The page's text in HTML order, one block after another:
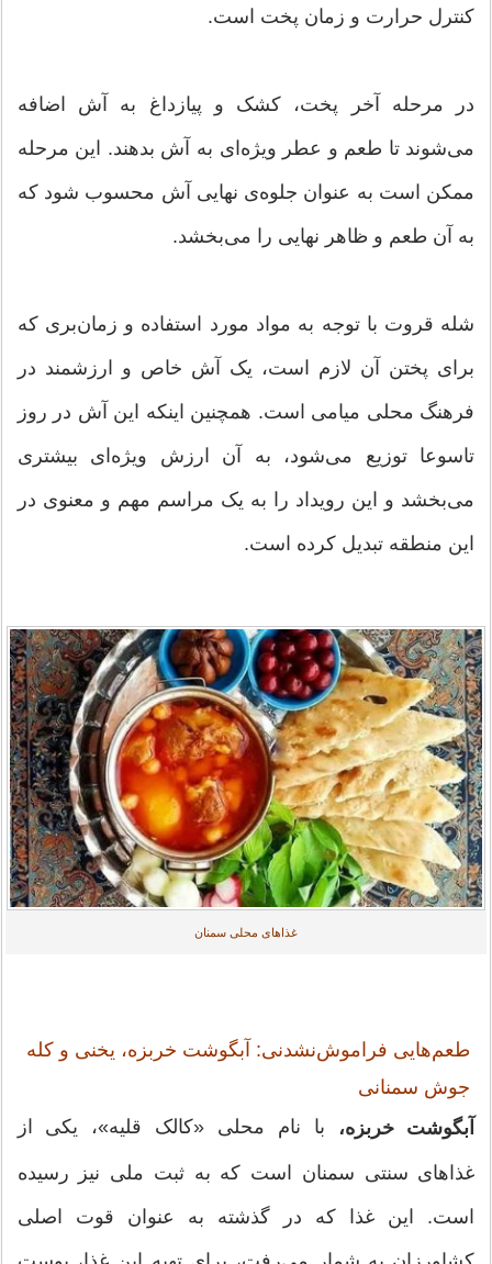
کنترل حرارت و زمان پخت است.
در مرحله آخر پخت، کشک و پیازداغ به آش اضافه
می‌شوند تا طعم و عطر ویژه‌ای به آش بدهند. این مرحله
ممکن است به عنوان جلوه‌ی نهایی آش محسوب شود که
به آن طعم و ظاهر نهایی را می‌بخشد.
شله قروت با توجه به مواد مورد استفاده و زمان‌بری که
برای پختن آن لازم است، یک آش خاص و ارزشمند در
فرهنگ محلی میامی است. همچنین اینکه این آش در روز
تاسوعا توزیع می‌شود، به آن ارزش ویژه‌ای بیشتری
می‌بخشد و این رویداد را به یک مراسم مهم و معنوی در
این منطقه تبدیل کرده است.
غذاهای محلی سمنان
طعم‌هایی فراموش‌نشدنی: آبگوشت خربزه، یخنی و کله
جوش سمنانی
آبگوشت خربزه،
با نام محلی «کالک قلیه»، یکی از
غذاهای سنتی سمنان است که به ثبت ملی نیز رسیده
است. این غذا که در گذشته به عنوان قوت اصلی